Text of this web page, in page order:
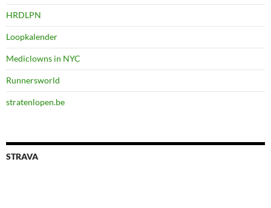
HRDLPN
Loopkalender
Mediclowns in NYC
Runnersworld
stratenlopen.be
STRAVA